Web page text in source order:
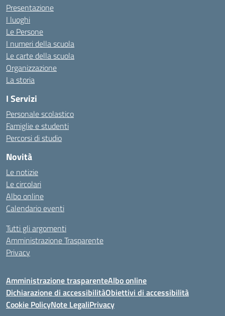
Presentazione
I luoghi
Le Persone
I numeri della scuola
Le carte della scuola
Organizzazione
La storia
I Servizi
Personale scolastico
Famiglie e studenti
Percorsi di studio
Novità
Le notizie
Le circolari
Albo online
Calendario eventi
Tutti gli argomenti
Amministrazione Trasparente
Privacy
Amministrazione trasparenteAlbo online
Dichiarazione di accessibilitàObiettivi di accessibilità
Cookie PolicyNote LegaliPrivacy